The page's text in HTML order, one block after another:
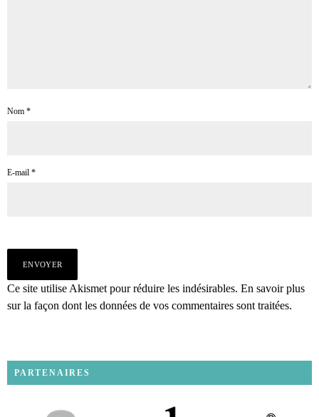
Nom *
E-mail *
Ce site utilise Akismet pour réduire les indésirables. En savoir plus
sur la façon dont les données de vos commentaires sont traitées.
PARTENAIRES